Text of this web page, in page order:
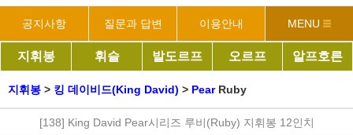
공지사항 질문과 답변 이용안내 MENU
지휘봉 휘슬 발도르프 오르프 알프호른
지휘봉 > 킹 데이비드(King David) > PearRuby
[138] King David Pear시리즈 루비(Ruby) 지휘봉 12인치